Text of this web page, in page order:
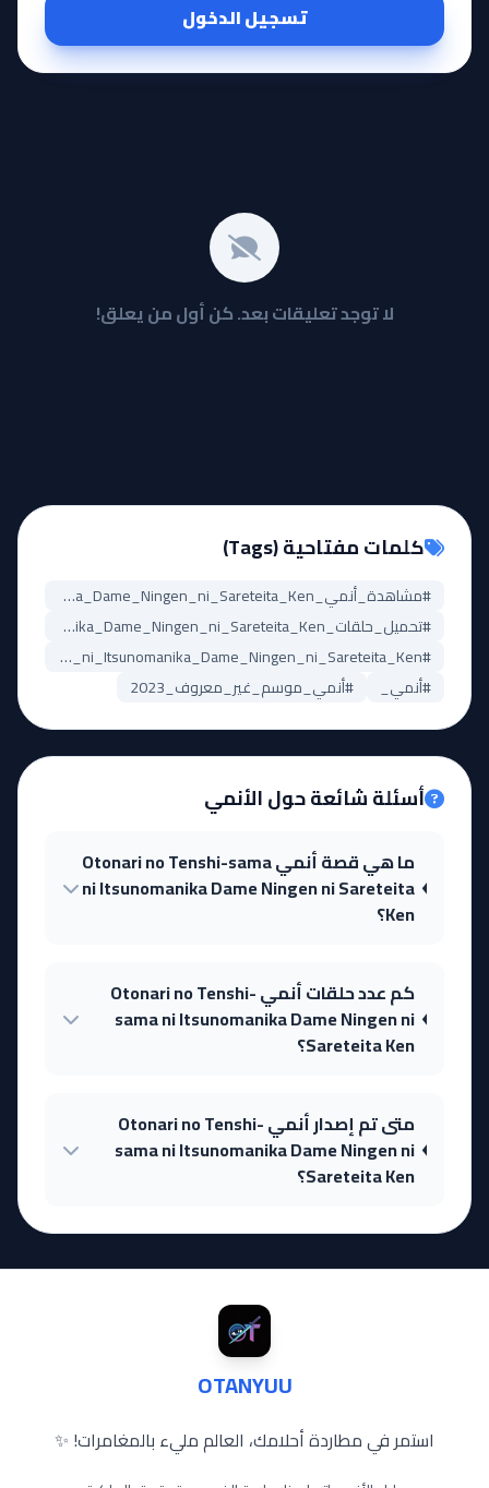
تسجيل الدخول
لا توجد تعليقات بعد. كن أول من يعلق!
كلمات مفتاحية (Tags)
#مشاهدة_أنمي_Otonari_no_Tenshi-sama_ni_Itsunomanika_Dame_Ningen_ni_Sareteita_Ken
#تحميل_حلقات_Otonari_no_Tenshi-sama_ni_Itsunomanika_Dame_Ningen_ni_Sareteita_Ken
#Otonari_no_Tenshi-sama_ni_Itsunomanika_Dame_Ningen_ni_Sareteita_Ken_مترجم
#أنمي_
#أنمي_موسم_غير_معروف_2023
أسئلة شائعة حول الأنمي
ما هي قصة أنمي Otonari no Tenshi-sama
ni Itsunomanika Dame Ningen ni Sareteita
Ken؟
كم عدد حلقات أنمي Otonari no Tenshi-
sama ni Itsunomanika Dame Ningen ni
Sareteita Ken؟
متى تم إصدار أنمي Otonari no Tenshi-
sama ni Itsunomanika Dame Ningen ni
Sareteita Ken؟
OTANYUU
استمر في مطاردة أحلامك، العالم مليء بالمغامرات! ✨